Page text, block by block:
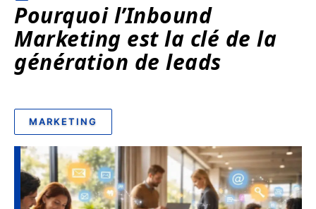
Pourquoi l’Inbound
Marketing est la clé de la
génération de leads
MARKETING